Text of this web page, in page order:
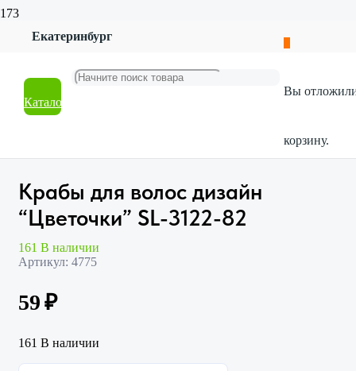
Екатеринбург
Каталог
Вы
корзину.
Красота и гигиена
Крабы для волос дизайн “Цветочки” SL-3122-82
Крабы для волос дизайн
“Цветочки” SL-3122-82
161 В наличии
Артикул: 4775
59₽
161 В наличии